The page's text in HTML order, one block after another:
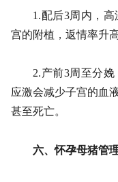
1.配后3周内，
宫的附植，返情率升高
2.产前3周至分
应激会减少子宫的血
甚至死亡。
六、怀孕母猪管